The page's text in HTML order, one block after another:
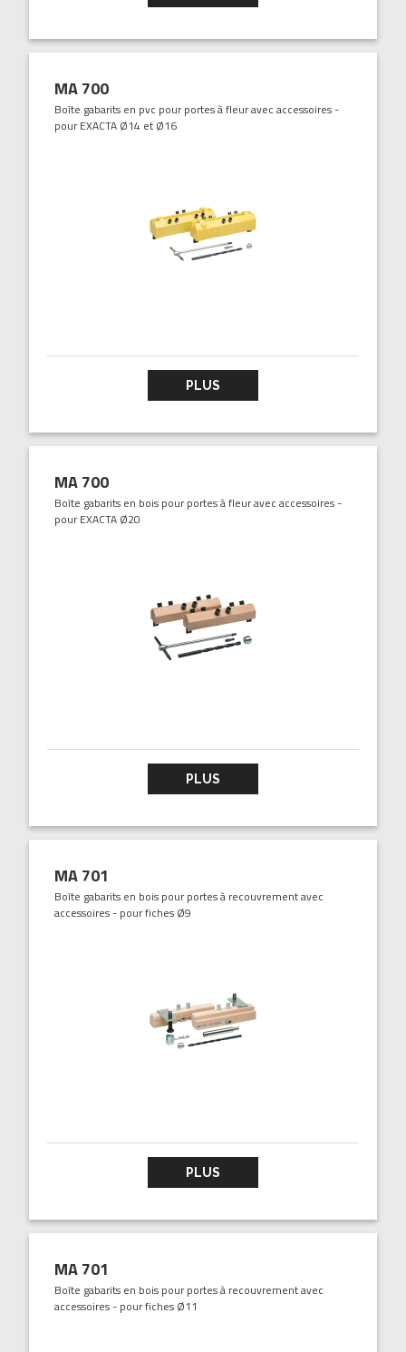
MA 700
Boîte gabarits en pvc pour portes à fleur avec accessoires -
pour EXACTA Ø14 et Ø16
PLUS
MA 700
Boîte gabarits en bois pour portes à fleur avec accessoires -
pour EXACTA Ø20
PLUS
MA 701
Boîte gabarits en bois pour portes à recouvrement avec
accessoires - pour fiches Ø9
PLUS
MA 701
Boîte gabarits en bois pour portes à recouvrement avec
accessoires - pour fiches Ø11